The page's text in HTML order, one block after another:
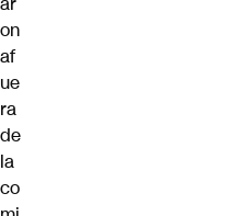
on
af
ue
ra
de
la
co